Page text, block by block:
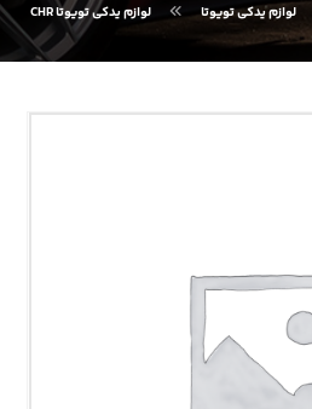
لوازم یدکی تویوتا لوازم یدکی تویوتا CHR